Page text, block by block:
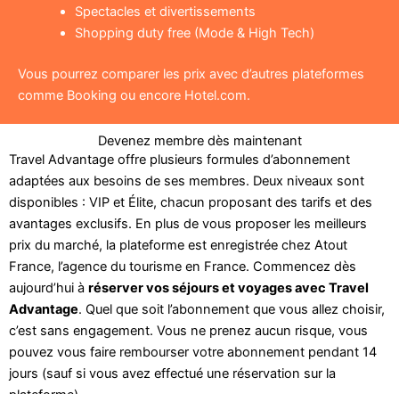
Spectacles et divertissements
Shopping duty free (Mode & High Tech)
Vous pourrez comparer les prix avec d’autres plateformes
comme Booking ou encore Hotel.com.
Devenez membre dès maintenant
Travel Advantage offre plusieurs formules d’abonnement
adaptées aux besoins de ses membres. Deux niveaux sont
disponibles : VIP et Élite, chacun proposant des tarifs et des
avantages exclusifs. En plus de vous proposer les meilleurs
prix du marché, la plateforme est enregistrée chez Atout
France, l’agence du tourisme en France. Commencez dès
aujourd’hui à réserver vos séjours et voyages avec Travel
Advantage. Quel que soit l’abonnement que vous allez choisir,
c’est sans engagement. Vous ne prenez aucun risque, vous
pouvez vous faire rembourser votre abonnement pendant 14
jours (sauf si vous avez effectué une réservation sur la